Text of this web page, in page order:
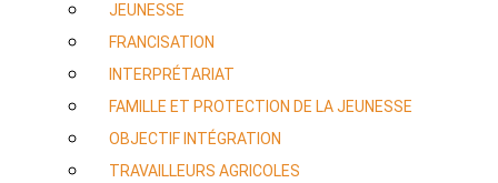
JEUNESSE
FRANCISATION
INTERPRÉTARIAT
FAMILLE ET PROTECTION DE LA JEUNESSE
OBJECTIF INTÉGRATION
TRAVAILLEURS AGRICOLES